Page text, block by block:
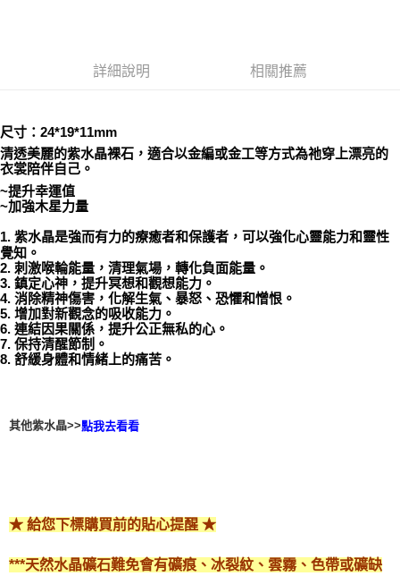
每筆NT$80，滿NT$3,000(含以上)免運費
每筆NT$80，滿NT$3,000(含以上)免運費
郵局幫你送（離島）
每筆NT$80，滿NT$3,000(含以上)免運費
免運費
詳細說明 相關推薦
尺寸：24*19*11mm
清透美麗的紫水晶裸石，適合以金編或金工等方式為祂穿上漂亮的
衣裳陪伴自己。
~提升幸運值
~加強木星力量
1. 紫水晶是強而有力的療癒者和保護者，可以強化心靈能力和靈性
覺知。
2. 刺激喉輪能量，清理氣場，轉化負面能量。
3. 鎮定心神，提升冥想和觀想能力。
4. 消除精神傷害，化解生氣、暴怒、恐懼和憎恨。
5. 增加對新觀念的吸收能力。
6. 連結因果關係，提升公正無私的心。
7. 保持清醒節制。
8. 舒緩身體和情緒上的痛苦。
其他紫水晶>>點我去看看
★ 給您下標購買前的貼心提醒 ★
***天然水晶礦石難免會有礦痕、冰裂紋、雲霧、色帶或礦缺